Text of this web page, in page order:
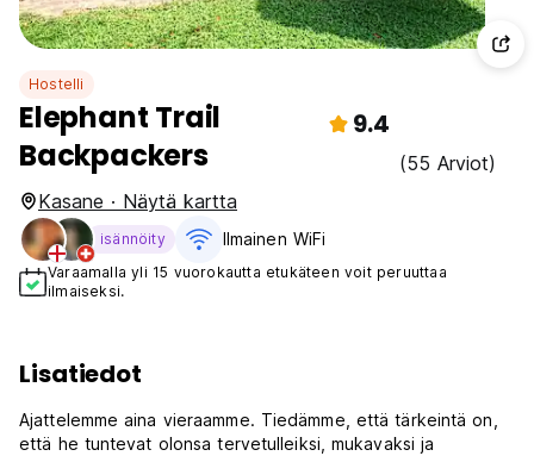
Hostelli
Elephant Trail
Backpackers
9.4
(55 Arviot)
Kasane · Näytä kartta
isännöity Ilmainen WiFi
Varaamalla yli 15 vuorokautta etukäteen voit peruuttaa
ilmaiseksi.
Lisatiedot
Ajattelemme aina vieraamme. Tiedämme, että tärkeintä on,
että he tuntevat olonsa tervetulleiksi, mukavaksi ja